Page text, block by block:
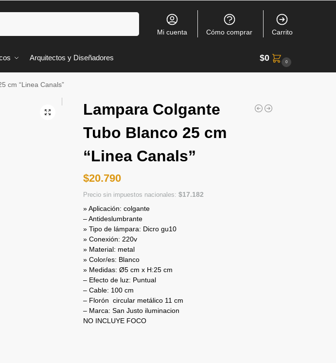
Mi cuenta Cómo comprar Carrito
Arquitectos y Diseñadores $0 0
cm “Linea Canals”
Lampara Colgante
Tubo Blanco 25 cm
“Linea Canals”
$20.790
Precio sin impuestos nacionales:$17.182
» Aplicación: colgante
– Antideslumbrante
» Tipo de lámpara: Dicro gu10
» Conexión: 220v
» Material: metal
» Color/es: Blanco
» Medidas: Ø5 cm x H:25 cm
– Efecto de luz: Puntual
– Cable: 100 cm
– Florón circular metálico 11 cm
– Marca: San Justo iluminacion
NO INCLUYE FOCO